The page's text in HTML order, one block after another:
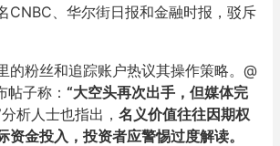
CNBC、华尔街日报和金融时报，驳斥
的粉丝和追踪账户热议其操作策略。@
子称： “大空头再次出手，但媒体完
分析人士也指出， 名义价值往往因期权
资金投入，投资者应警惕过度解读。